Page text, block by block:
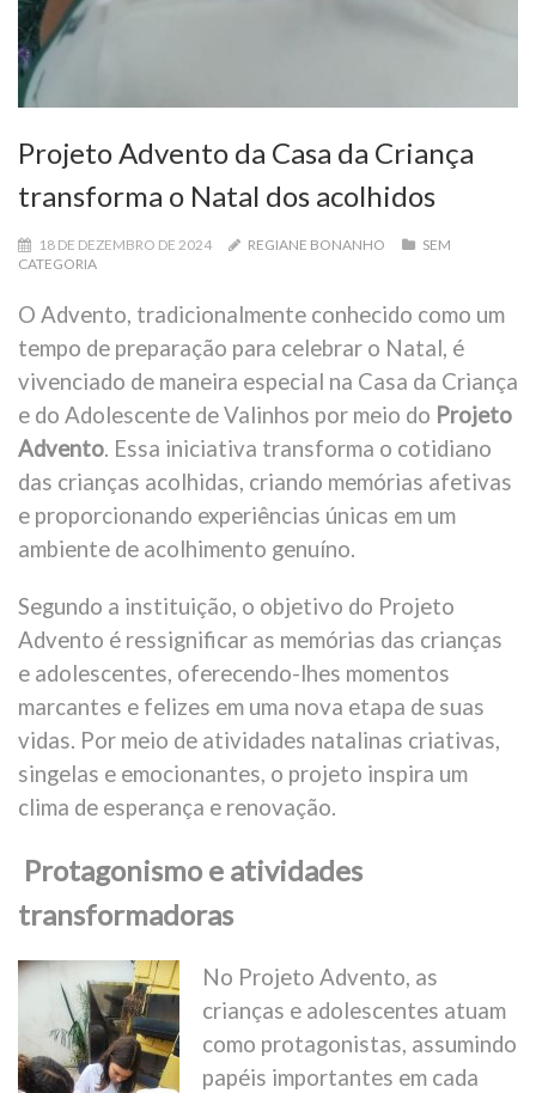
Projeto Advento da Casa da Criança
transforma o Natal dos acolhidos
18 DE DEZEMBRO DE 2024 REGIANE BONANHO
SEM
CATEGORIA
O Advento, tradicionalmente conhecido como um
tempo de preparação para celebrar o Natal, é
vivenciado de maneira especial na Casa da Criança
e do Adolescente de Valinhos por meio do Projeto
Advento. Essa iniciativa transforma o cotidiano
das crianças acolhidas, criando memórias afetivas
e proporcionando experiências únicas em um
ambiente de acolhimento genuíno.
Segundo a instituição, o objetivo do Projeto
Advento é ressignificar as memórias das crianças
e adolescentes, oferecendo-lhes momentos
marcantes e felizes em uma nova etapa de suas
vidas. Por meio de atividades natalinas criativas,
singelas e emocionantes, o projeto inspira um
clima de esperança e renovação.
Protagonismo e atividades
transformadoras
No Projeto Advento, as
crianças e adolescentes atuam
como protagonistas, assumindo
papéis importantes em cada